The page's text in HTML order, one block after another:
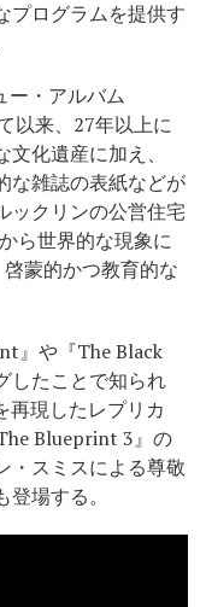
プログラムを提供す
ー・アルバム
以来、27年以上に
化遺産に加え、
な雑誌の表紙などが
ックリンの公営住宅
ら世界的な現象に
蒙的かつ教育的な
』や『The Black
したことで知られ
再現したレプリカ
Blueprint 3』の
・スミスによる尊敬
場する。